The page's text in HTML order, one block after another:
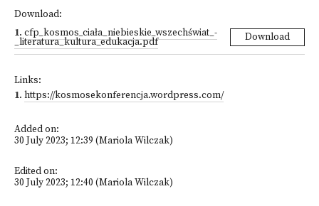
Download:
1. cfp_kosmos_ciała_niebieskie_wszechświat_-
_literatura_kultura_edukacja.pdf Download
Links:
1. https://kosmosekonferencja.wordpress.com/
Added on:
30 July 2023; 12:39 (Mariola Wilczak)
Edited on:
30 July 2023; 12:40 (Mariola Wilczak)